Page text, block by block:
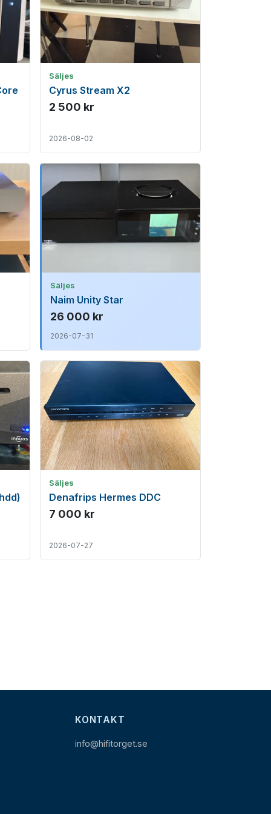
Säljes
Cyrus Stream X2
2 500 kr
2026-08-02
Säljes
Naim Unity Star
26 000 kr
2026-07-31
Säljes
Denafrips Hermes DDC
7 000 kr
2026-07-27
KONTAKT
info@hifitorget.se